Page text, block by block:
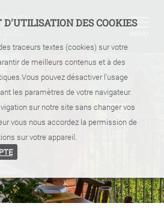
DES COOKIES
traceurs textes (cookies) sur votre
de meilleurs contenus et à des
pouvez désactiver l'usage
les paramètres de votre navigateur.
sur notre site sans changer vos
vous nous accordez la permission de
sur votre appareil.